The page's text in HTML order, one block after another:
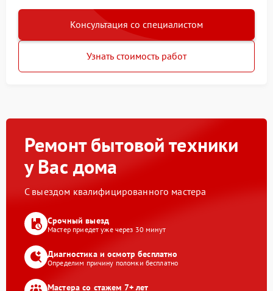
Консультация со специалистом
Узнать стоимость работ
Ремонт бытовой техники
у Вас дома
С выездом квалифицированного мастера
Срочный выезд
Мастер приедет уже через 30 минут
Диагностика и осмотр бесплатно
Определим причину поломки бесплатно
Мастера со стажем 7+ лет